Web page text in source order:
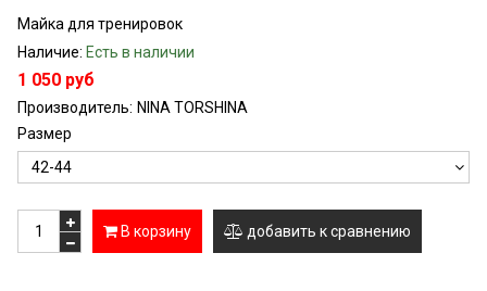
Майка для тренировок
Наличие: Есть в наличии
1 050 руб
Производитель: NINA TORSHINA
Размер
В корзину добавить к сравнению